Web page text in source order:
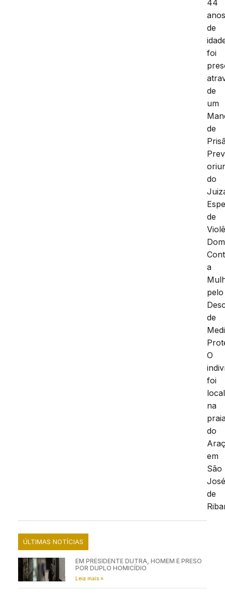
44
de
foi
de
um
de
do
de
a
pelo
de
O
foi
na
do
em
São
de
ÚLTIMAS NOTÍCIAS
EM PRESIDENTE DUTRA, HOMEM É PRESO
POR DUPLO HOMICÍDIO
Leia mais »